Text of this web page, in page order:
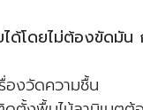
ด้โดยไม่ต้องขัดมัน
งวัดความชื้น